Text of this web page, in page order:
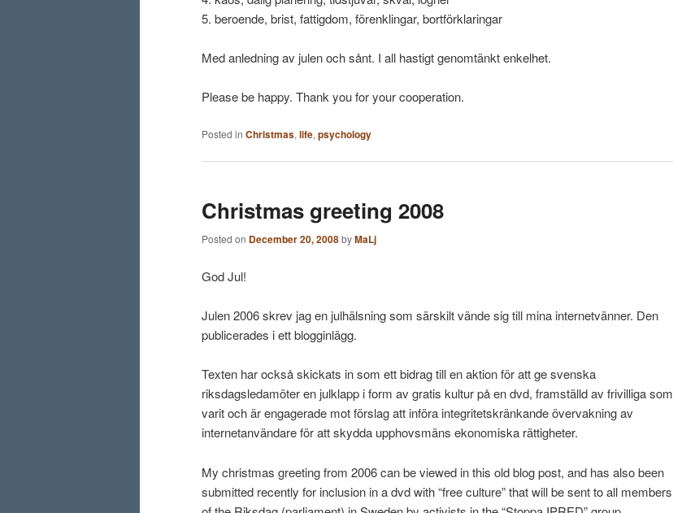
5. beroende, brist, fattigdom, förenklingar, bortförklaringar
Med anledning av julen och sånt. I all hastigt genomtänkt enkelhet.
Please be happy. Thank you for your cooperation.
Posted in Christmas, life, psychology
Christmas greeting 2008
Posted on December 20, 2008byMaLj
God Jul!
Julen 2006 skrev jag en julhälsning som särskilt vände sig till mina internetvänner. Den
publicerades i ett blogginlägg.
Texten har också skickats in som ett bidrag till en aktion för att ge svenska
riksdagsledamöter en julklapp i form av gratis kultur på en dvd, framställd av frivilliga som
varit och är engagerade mot förslag att införa integritetskränkande övervakning av
internetanvändare för att skydda upphovsmäns ekonomiska rättigheter.
My christmas greeting from 2006 can be viewed in this old blog post, and has also been
submitted recently for inclusion in a dvd with “free culture” that will be sent to all members